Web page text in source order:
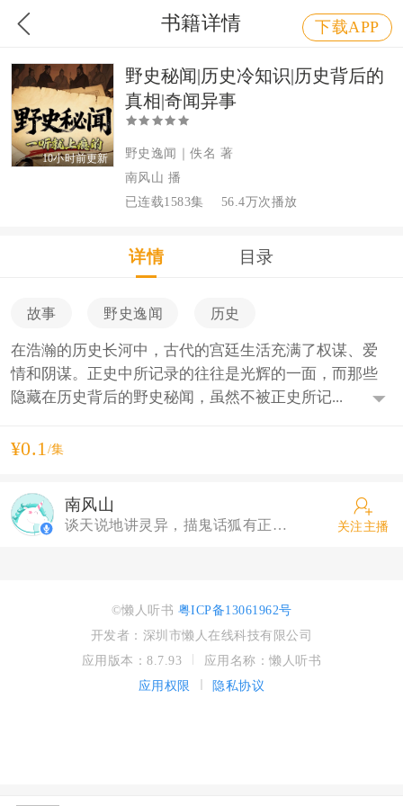
书籍详情 下载APP
10小时前更新
野史秘闻|历史冷知识|历史背后的
真相|奇闻异事
野史逸闻｜佚名 著
南风山 播
已连载1583集
56.4万次播放
详情 目录
故事 野史逸闻 历史
在浩瀚的历史长河中，古代的宫廷生活充满了权谋、爱
情和阴谋。正史中所记录的往往是光辉的一面，而那些
隐藏在历史背后的野史秘闻，虽然不被正史所记...
¥0.1/集
南风山
谈天说地讲灵异，描鬼话狐有正气。 一个普通的逗比主播，用最为平实的语言，讲述老百姓最喜闻乐见的故事。 关注主播
©懒人听书 粤ICP备13061962号
开发者：深圳市懒人在线科技有限公司
应用版本：8.7.93
应用名称：懒人听书
应用权限
隐私协议